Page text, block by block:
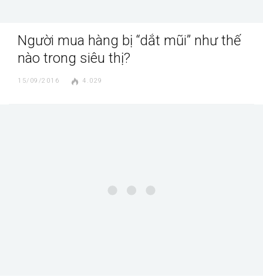
Người mua hàng bị “dắt mũi” như thế
nào trong siêu thị?
15/09/2016 4.029